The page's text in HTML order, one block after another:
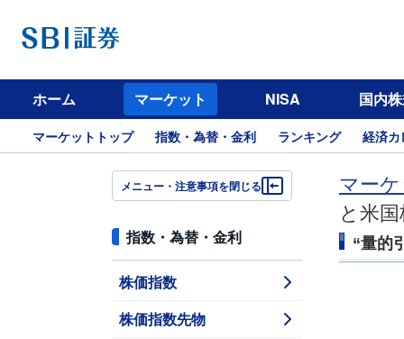
ホーム マーケット NISA 国内
マーケットトップ 指数・為替・金利 ランキング 経済
メニュー・注意事項を閉じる
指数・為替・金利
株価指数
株価指数先物
マー
と米
“量的